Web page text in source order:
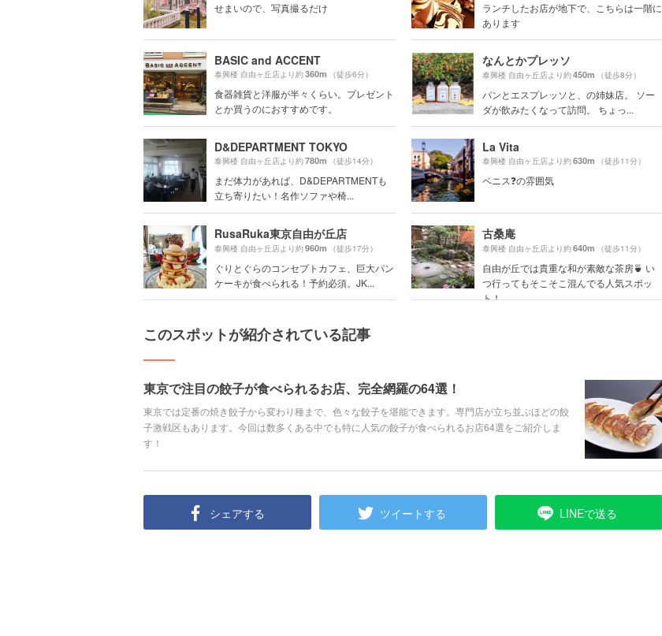
せまいので、写真撮るだけ
ランチしたお店が地下で、こちらは一階に
あります
BASIC and ACCENT
泰興楼 自由ヶ丘店より約360m （徒歩6分）
食器雑貨と洋服が半々くらい。プレゼント
とか買うのにおすすめです。
なんとかプレッソ
泰興楼 自由ヶ丘店より約450m （徒歩8分）
パンとエスプレッソと、の姉妹店。 ソー
ダが飲みたくなって訪問。 ちょっ...
D&DEPARTMENT TOKYO
泰興楼 自由ヶ丘店より約780m （徒歩14分）
まだ体力があれば、D&DEPARTMENTも
立ち寄りたい！名作ソファや椅...
La Vita
泰興楼 自由ヶ丘店より約630m （徒歩11分）
ベニス❓の雰囲気
RusaRuka東京自由が丘店
泰興楼 自由ヶ丘店より約960m （徒歩17分）
ぐりとぐらのコンセプトカフェ、巨大パン
ケーキが食べられる！予約必須。JK...
古桑庵
泰興楼 自由ヶ丘店より約640m （徒歩11分）
自由が丘では貴重な和が素敵な茶房🍵 い
つ行ってもそこそこ混んでる人気スポッ
ト！
このスポットが紹介されている記事
東京で注目の餃子が食べられるお店、完全網羅の64選！
東京では定番の焼き餃子から変わり種まで、色々な餃子を堪能できます。専門店が立ち並ぶほどの餃
子激戦区もあります。今回は数多くある中でも特に人気の餃子が食べられるお店64選をご紹介しま
す！
シェアする ツイートする LINEで送る